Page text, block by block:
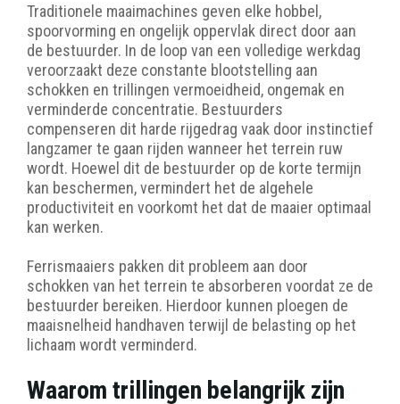
Traditionele maaimachines geven elke hobbel,
spoorvorming en ongelijk oppervlak direct door aan
de bestuurder. In de loop van een volledige werkdag
veroorzaakt deze constante blootstelling aan
schokken en trillingen vermoeidheid, ongemak en
verminderde concentratie. Bestuurders
compenseren dit harde rijgedrag vaak door instinctief
langzamer te gaan rijden wanneer het terrein ruw
wordt. Hoewel dit de bestuurder op de korte termijn
kan beschermen, vermindert het de algehele
productiviteit en voorkomt het dat de maaier optimaal
kan werken.
Ferrismaaiers pakken dit probleem aan door
schokken van het terrein te absorberen voordat ze de
bestuurder bereiken. Hierdoor kunnen ploegen de
maaisnelheid handhaven terwijl de belasting op het
lichaam wordt verminderd.
Waarom trillingen belangrijk zijn